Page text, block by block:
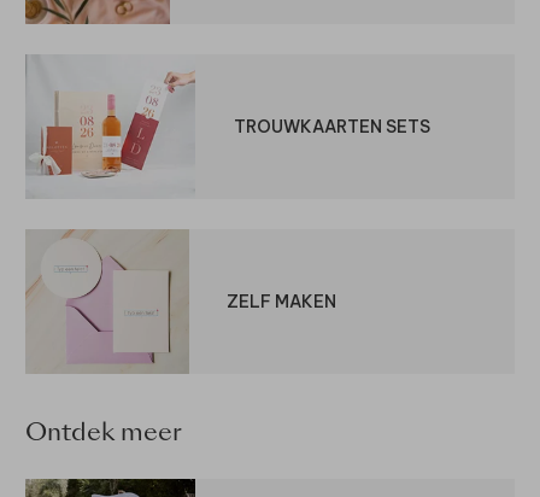
TROUWKAARTEN SETS
ZELF MAKEN
Ontdek meer